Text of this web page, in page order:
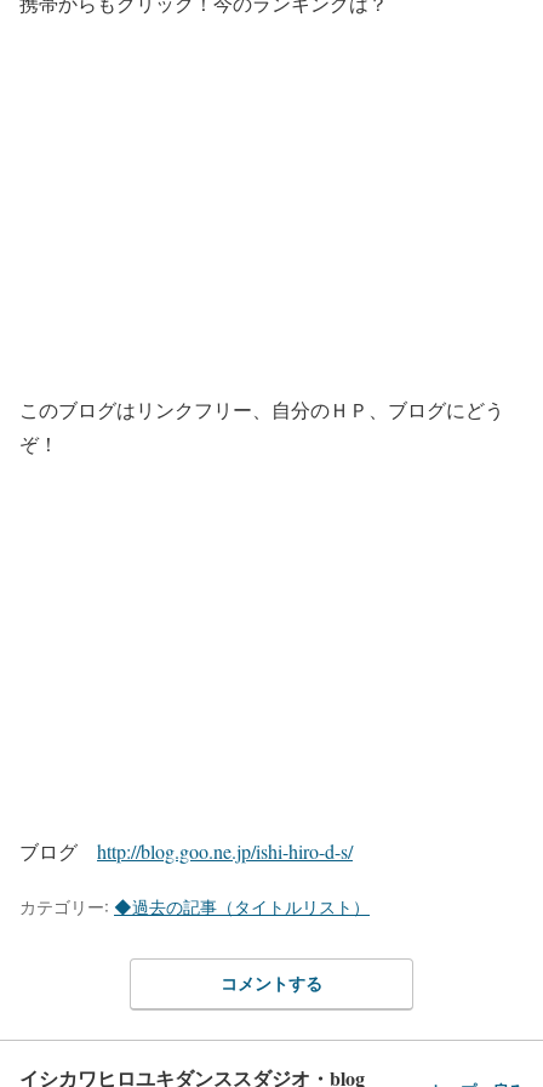
このブログはリンクフリー、自分のＨＰ、ブログにどう
ぞ！
ブログ http://blog.goo.ne.jp/ishi-hiro-d-s/
カテゴリー: ◆過去の記事（タイトルリスト）
コメントする
イシカワヒロユキダンススダジオ・blog